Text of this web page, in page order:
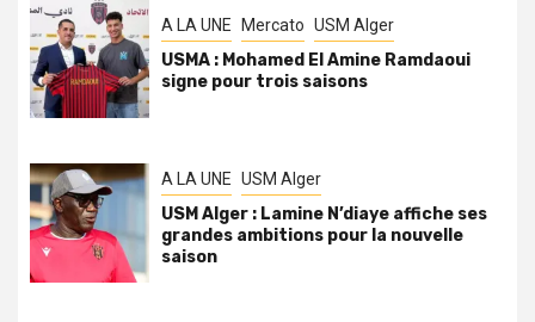
A LA UNE Mercato USM Alger
USMA : Mohamed El Amine Ramdaoui
signe pour trois saisons
A LA UNE USM Alger
USM Alger : Lamine N’diaye affiche ses
grandes ambitions pour la nouvelle
saison